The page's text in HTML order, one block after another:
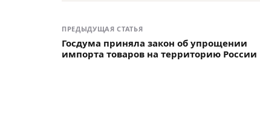
ПРЕДЫДУЩАЯ СТАТЬЯ
Госдума приняла закон об упрощении
импорта товаров на территорию России